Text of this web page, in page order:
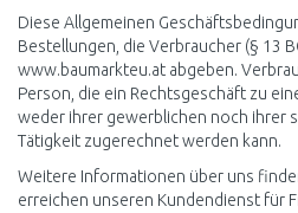
Diese Allgemeinen
Bestellungen, die Verbraucher (§ 13
www.baumarkteu.at abgeben.
Person, die ein Rechtsgeschäft zu
weder ihrer gewerblichen noch ihrer
Tätigkeit zugerechnet werden kann.
Weitere Informationen über uns
erreichen unseren Kundendienst für